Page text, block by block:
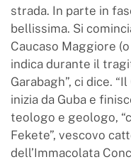
strada. In parte in
bellissima. Si
Caucaso Maggiore
indica durante il
Garabagh”, ci dice.
inizia da Guba e
teologo e geologo,
Fekete”, vescovo
dell’Immacolata